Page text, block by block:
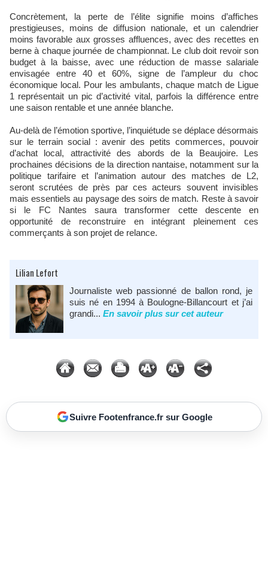
Concrètement, la perte de l’élite signifie moins d’affiches
prestigieuses, moins de diffusion nationale, et un calendrier
moins favorable aux grosses affluences, avec des recettes en
berne à chaque journée de championnat. Le club doit revoir son
budget à la baisse, avec une réduction de masse salariale
envisagée entre 40 et 60%, signe de l’ampleur du choc
économique local. Pour les ambulants, chaque match de Ligue
1 représentait un pic d’activité vital, parfois la différence entre
une saison rentable et une année blanche.
Au-delà de l’émotion sportive, l’inquiétude se déplace désormais
sur le terrain social : avenir des petits commerces, pouvoir
d’achat local, attractivité des abords de la Beaujoire. Les
prochaines décisions de la direction nantaise, notamment sur la
politique tarifaire et l’animation autour des matches de L2,
seront scrutées de près par ces acteurs souvent invisibles
mais essentiels au paysage des soirs de match. Reste à savoir
si le FC Nantes saura transformer cette descente en
opportunité de reconstruire en intégrant pleinement ces
commerçants à son projet de relance.
Lilian Lefort
Journaliste web passionné de ballon rond, je
suis né en 1994 à Boulogne-Billancourt et j’ai
grandi... En savoir plus sur cet auteur
Suivre Footenfrance.fr sur Google